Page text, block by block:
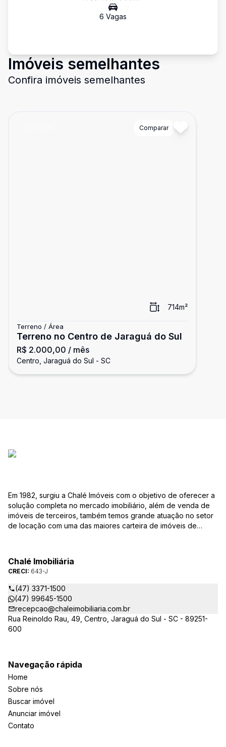
6 Vagas
Imóveis semelhantes
Confira imóveis semelhantes
Comparar
714m²
Terreno / Área
Terreno no Centro de Jaraguá do Sul
R$ 2.000,00 / mês
Centro, Jaraguá do Sul - SC
Em 1982, surgiu a Chalé Imóveis com o objetivo de oferecer a
solução completa no mercado imobiliário, além de venda de
imóveis de terceiros, também temos grande atuação no setor
de locação com uma das maiores carteira de imóveis de
Arte Imóveis. E também reavaliamos a nossa Missão, Visão e
Valores.
Chalé Imobiliária
CRECI: 643-J
(47) 3371-1500
(47) 99645-1500
recepcao@chaleimobiliaria.com.br
Rua Reinoldo Rau, 49, Centro, Jaraguá do Sul - SC - 89251-
600
Navegação rápida
Home
Sobre nós
Buscar imóvel
Anunciar imóvel
Contato